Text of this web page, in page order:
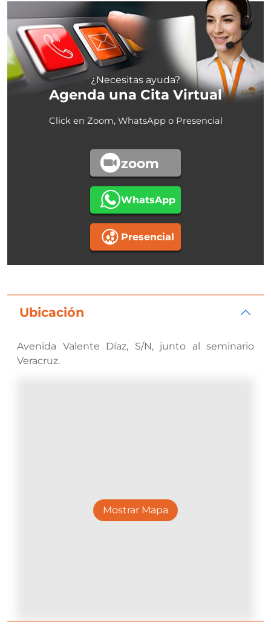
¿Necesitas ayuda?
Agenda una Cita Virtual
Click en Zoom, WhatsApp o Presencial
zoom
WhatsApp
Presencial
Ubicación
Avenida Valente Díaz, S/N, junto al seminario
Veracruz.
Mostrar Mapa